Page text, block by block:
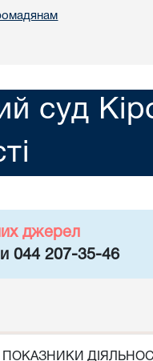
суд
джерел
044 207-35-46
ПОКАЗНИКИ